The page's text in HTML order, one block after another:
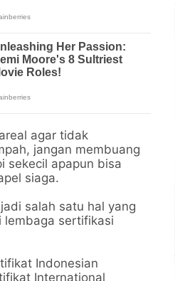
agar tidak
jangan membuang
sekecil apapun bisa
siaga.
salah satu hal yang
lembaga sertifikasi
Indonesian
International